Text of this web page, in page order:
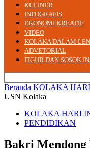
KULINER
INFOGRAFIS
EKONOMI KREATIF
VIDEO
KOLAKA DALAM
ADVETORIAL
FIGUR DAN SOSOK
Beranda KOLAKA
USN Kolaka
KOLAKA HARI
PENDIDIKAN
Bakri Mendong